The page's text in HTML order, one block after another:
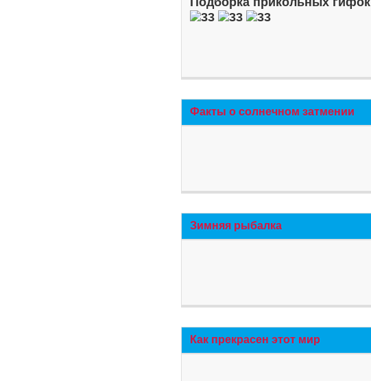
Факты о солнечном затмении
Зимняя рыбалка
Как прекрасен этот мир